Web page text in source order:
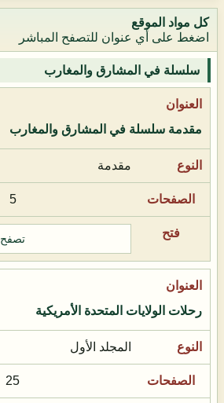
كل مواد الموقع
اضغط على أي عنوان للتصفح المباشر
سلسلة في المشارق والمغارب
مقدمة سلسلة في المشارق والمغارب
مقدمة
5
تصفح
رحلات الولايات المتحدة الأمريكية
المجلد الأول
25